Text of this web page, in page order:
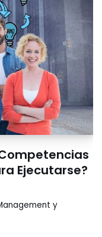
Ejecutarse?
y